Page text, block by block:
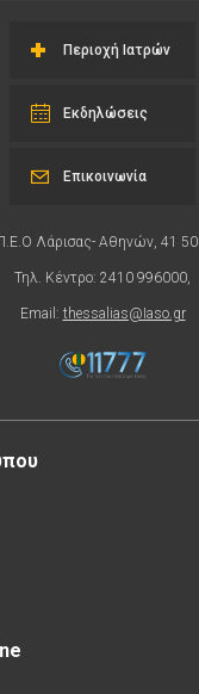
Περιοχή Ιατρών
Εκδηλώσεις
Λάρισας- Αθηνών, 41
Τηλ. Κέντρο: 2410 996000,
Email: thessalias@Iaso.gr
Επικοινωνία